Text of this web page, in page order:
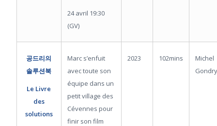
24 avril 19:30
(GV)
공드리의
솔루션북
Le Livre
des
solutions
Marc s’enfuit
avec toute son
équipe dans un
petit village des
Cévennes pour
finir son film
2023 102mins
Michel
Gondry